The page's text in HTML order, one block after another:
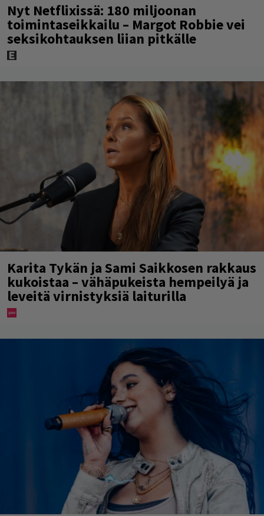
Nyt Netflixissä: 180 miljoonan
toimintaseikkailu – Margot Robbie vei
seksikohtauksen liian pitkälle
Karita Tykän ja Sami Saikkosen rakkaus
kukoistaa – vähäpukeista hempeilyä ja
leveitä virnistyksiä laiturilla